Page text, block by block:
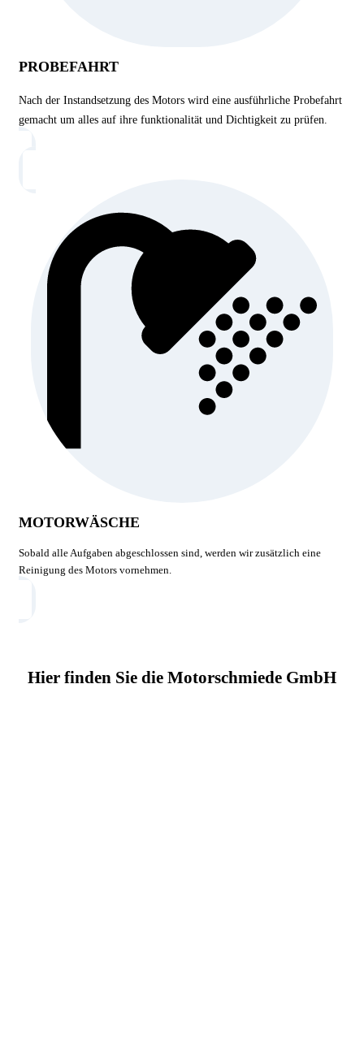
PROBEFAHRT
Nach der Instandsetzung des Motors wird eine ausführliche Probefahrt
gemacht um alles auf ihre funktionalität und Dichtigkeit zu prüfen.
MOTORWÄSCHE
Sobald alle Aufgaben abgeschlossen sind, werden wir zusätzlich eine
Reinigung des Motors vornehmen.
Hier finden Sie die Motorschmiede GmbH